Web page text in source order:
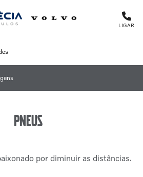
LIGAR
Pneus
por diminuir as distâncias.